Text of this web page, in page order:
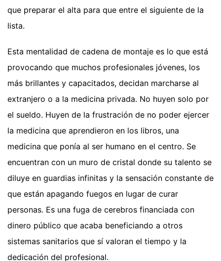
que preparar el alta para que entre el siguiente de la
lista.
Esta mentalidad de cadena de montaje es lo que está
provocando que muchos profesionales jóvenes, los
más brillantes y capacitados, decidan marcharse al
extranjero o a la medicina privada. No huyen solo por
el sueldo. Huyen de la frustración de no poder ejercer
la medicina que aprendieron en los libros, una
medicina que ponía al ser humano en el centro. Se
encuentran con un muro de cristal donde su talento se
diluye en guardias infinitas y la sensación constante de
que están apagando fuegos en lugar de curar
personas. Es una fuga de cerebros financiada con
dinero público que acaba beneficiando a otros
sistemas sanitarios que sí valoran el tiempo y la
dedicación del profesional.